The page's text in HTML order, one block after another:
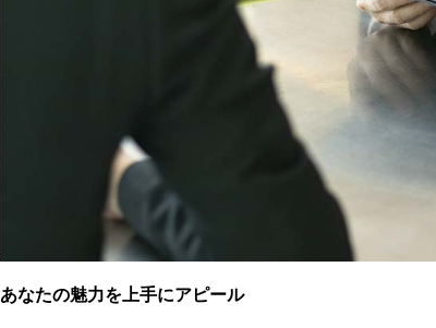
あなたの魅力を上手にアピール